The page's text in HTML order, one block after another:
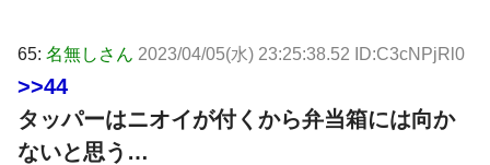
65: 名無しさん 2023/04/05(水) 23:25:38.52 ID:C3cNPjRl0
>>44
タッパーはニオイが付くから弁当箱には向か
ないと思う…